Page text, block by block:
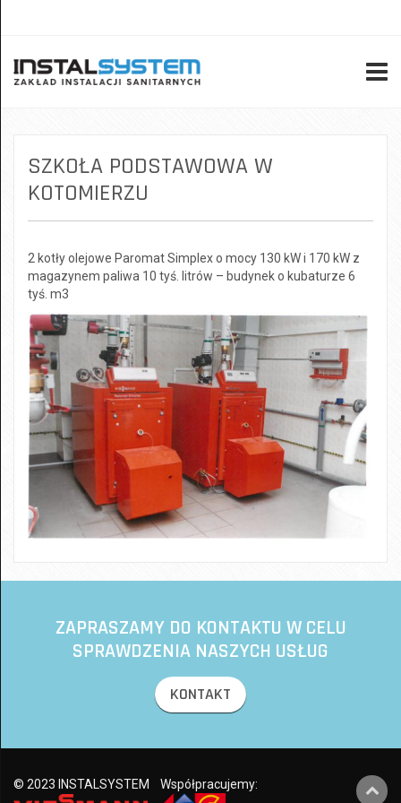
Zadzwoń do nas:
01
SZKOŁA PODSTAWOWA W
KOTOMIERZU
2 kotły olejowe Paromat Simplex o mocy 130 kW i 170 kW z
magazynem paliwa 10 tyś. litrów – budynek o kubaturze 6
tyś. m3
ZAPRASZAMY DO KONTAKTU W CELU
SPRAWDZENIA NASZYCH USŁUG
KONTAKT
© 2023 INSTALSYSTEM Współpracujemy: